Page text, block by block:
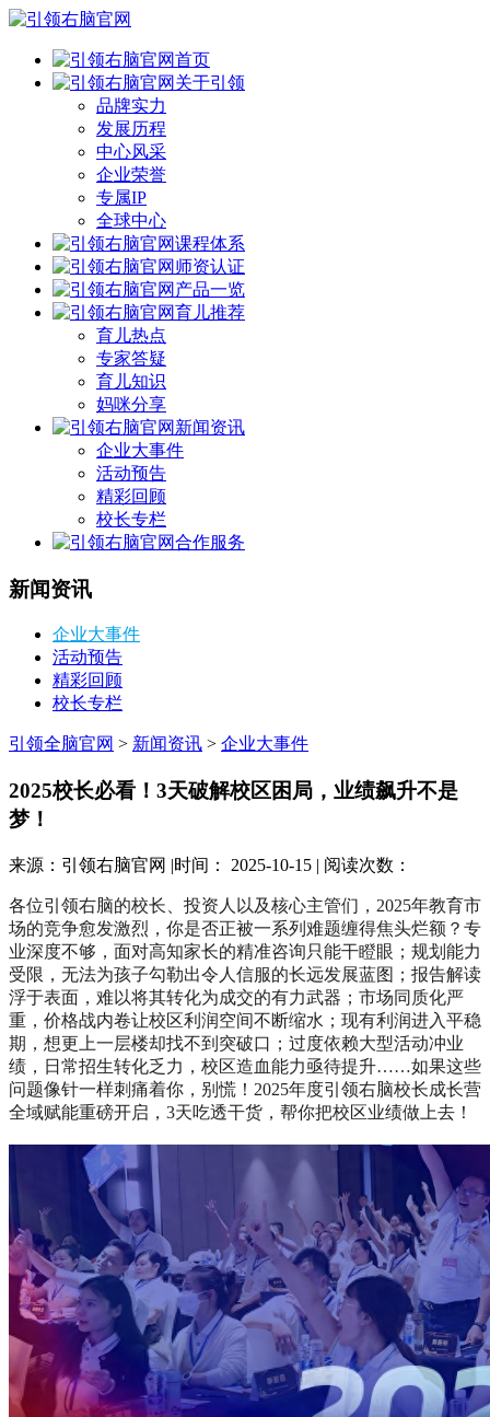
首页
关于引领
品牌实力
发展历程
中心风采
企业荣誉
专属IP
全球中心
课程体系
师资认证
产品一览
育儿推荐
育儿热点
专家答疑
育儿知识
妈咪分享
新闻资讯
企业大事件
活动预告
精彩回顾
校长专栏
合作服务
新闻资讯
企业大事件
活动预告
精彩回顾
校长专栏
引领全脑官网 > 新闻资讯 > 企业大事件
2025校长必看！3天破解校区困局，业绩飙升不是
梦！
来源：引领右脑官网 |时间： 2025-10-15 | 阅读次数：
各位引领右脑的校长、投资人以及核心主管们，2025年教育市
场的竞争愈发激烈，你是否正被一系列难题缠得焦头烂额？专
业深度不够，面对高知家长的精准咨询只能干瞪眼；规划能力
受限，无法为孩子勾勒出令人信服的长远发展蓝图；报告解读
浮于表面，难以将其转化为成交的有力武器；市场同质化严
重，价格战内卷让校区利润空间不断缩水；现有利润进入平稳
期，想更上一层楼却找不到突破口；过度依赖大型活动冲业
绩，日常招生转化乏力，校区造血能力亟待提升……如果这些
问题像针一样刺痛着你，别慌！2025年度引领右脑校长成长营
全域赋能重磅开启，3天吃透干货，帮你把校区业绩做上去！